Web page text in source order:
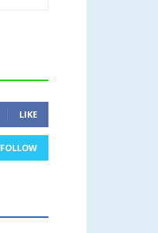
LIKE
FOLLOW